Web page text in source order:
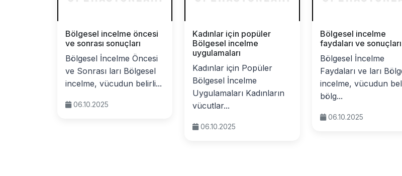
Bölgesel incelme öncesi
ve sonrası sonuçları
Bölgesel İncelme Öncesi
ve Sonrası ları Bölgesel
incelme, vücudun belirli...
06.10.2025
Kadınlar için popüler
Bölgesel incelme
uygulamaları
Kadınlar için Popüler
Bölgesel İncelme
Uygulamaları Kadınların
vücutlar...
06.10.2025
Bölgesel incelme
faydaları ve sonuçları
Bölgesel İncelme
Faydaları ve ları
incelme, vücudun
bölg...
06.10.2025